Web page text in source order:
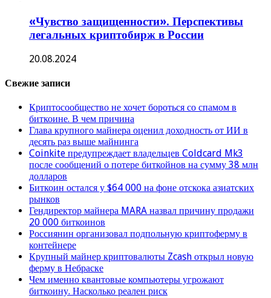
«Чувство защищенности». Перспективы
легальных криптобирж в России
20.08.2024
Свежие записи
Криптосообщество не хочет бороться со спамом в
биткоине. В чем причина
Глава крупного майнера оценил доходность от ИИ в
десять раз выше майнинга
Coinkite предупреждает владельцев Coldcard Mk3
после сообщений о потере биткойнов на сумму 38 млн
долларов
Биткоин остался у $64 000 на фоне отскока азиатских
рынков
Гендиректор майнера MARA назвал причину продажи
20 000 биткоинов
Россиянин организовал подпольную криптоферму в
контейнере
Крупный майнер криптовалюты Zcash открыл новую
ферму в Небраске
Чем именно квантовые компьютеры угрожают
биткоину. Насколько реален риск